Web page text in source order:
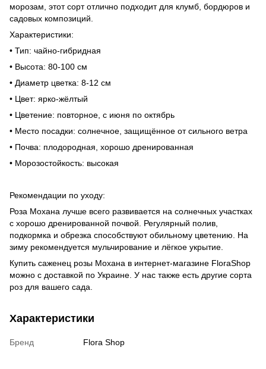
морозам, этот сорт отлично подходит для клумб, бордюров и
садовых композиций.
Характеристики:
• Тип: чайно-гибридная
• Высота: 80-100 см
• Диаметр цветка: 8-12 см
• Цвет: ярко-жёлтый
• Цветение: повторное, с июня по октябрь
• Место посадки: солнечное, защищённое от сильного ветра
• Почва: плодородная, хорошо дренированная
• Морозостойкость: высокая
Рекомендации по уходу:
Роза Мохана лучше всего развивается на солнечных участках
с хорошо дренированной почвой. Регулярный полив,
подкормка и обрезка способствуют обильному цветению. На
зиму рекомендуется мульчирование и лёгкое укрытие.
Купить саженец розы Мохана в интернет-магазине FloraShop
можно с доставкой по Украине. У нас также есть другие сорта
роз для вашего сада.
Характеристики
Бренд Flora Shop